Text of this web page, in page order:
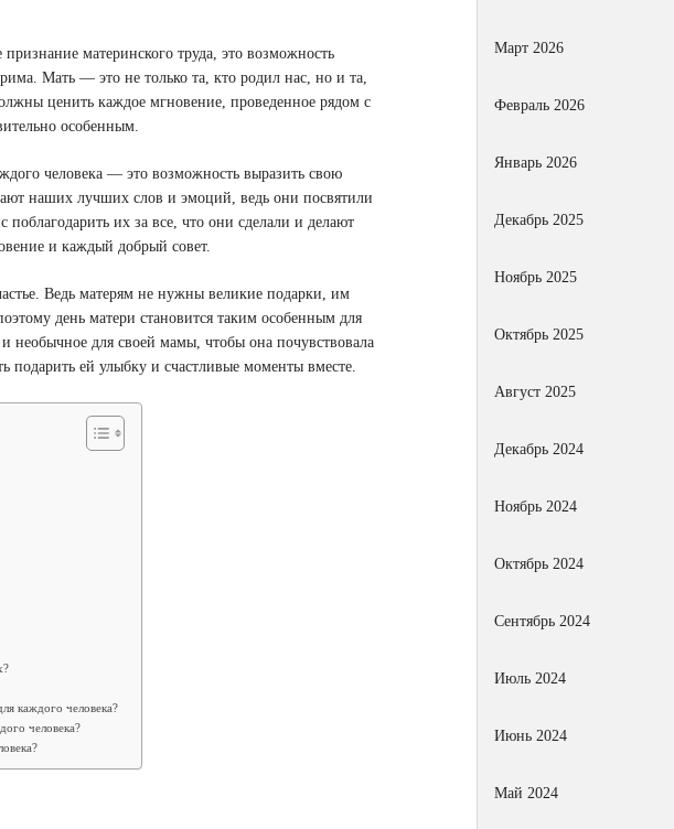
материнского труда, это возможность
Мать — это не только та, кто родил нас, но и та,
ценить каждое мгновение, проведенное рядом с
особенным.
человека — это возможность выразить свою
наших лучших слов и эмоций, ведь они посвятили
их за все, что они сделали и делают
и каждый добрый совет.
Ведь матерям не нужны великие подарки, им
день матери становится таким особенным для
необычное для своей мамы, чтобы она почувствовала
ей улыбку и счастливые моменты вместе.
каждого человека?
человека?
Март 2026
Февраль 2026
Январь 2026
Декабрь 2025
Ноябрь 2025
Октябрь 2025
Август 2025
Декабрь 2024
Ноябрь 2024
Октябрь 2024
Сентябрь 2024
Июль 2024
Июнь 2024
Май 2024